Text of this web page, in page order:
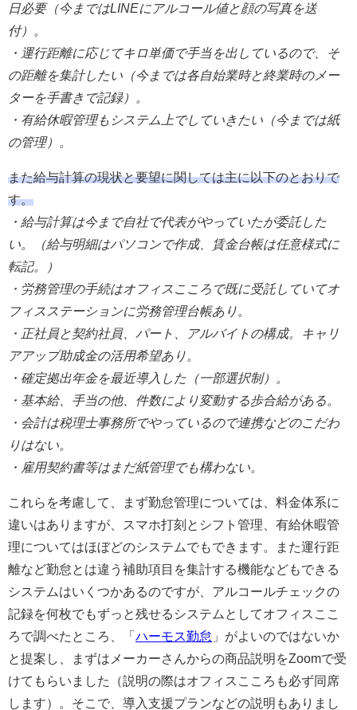
日必要（今まではLINEにアルコール値と顔の写真を送
付）。
・運行距離に応じてキロ単価で手当を出しているので、そ
の距離を集計したい（今までは各自始業時と終業時のメー
ターを手書きで記録）。
・有給休暇管理もシステム上でしていきたい（今までは紙
の管理）。
また給与計算の現状と要望に関しては主に以下のとおりで
す。
・給与計算は今まで自社で代表がやっていたが委託した
い。（給与明細はパソコンで作成、賃金台帳は任意様式に
転記。）
・労務管理の手続はオフィスこころで既に受託していてオ
フィスステーションに労務管理台帳あり。
・正社員と契約社員、パート、アルバイトの構成。キャリ
アアップ助成金の活用希望あり。
・確定拠出年金を最近導入した（一部選択制）。
・基本給、手当の他、件数により変動する歩合給がある。
・会計は税理士事務所でやっているので連携などのこだわ
りはない。
・雇用契約書等はまだ紙管理でも構わない。
これらを考慮して、まず勤怠管理については、料金体系に
違いはありますが、スマホ打刻とシフト管理、有給休暇管
理についてはほぼどのシステムでもできます。また運行距
離など勤怠とは違う補助項目を集計する機能などもできる
システムはいくつかあるのですが、アルコールチェックの
記録を何枚でもずっと残せるシステムとしてオフィスここ
ろで調べたところ、「 ハーモス勤怠 」がよいのではないか
と提案し、まずはメーカーさんからの商品説明をZoomで受
けてもらいました（説明の際はオフィスこころも必ず同席
します）。そこで、導入支援プランなどの説明もありまし